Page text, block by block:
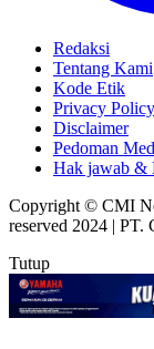
Redaksi
Tentang Kami
Kode Etik
Privacy Policy
Disclaimer
Pedoman
Hak jawab &
Copyright © CMI
reserved 2024 | PT.
Tutup